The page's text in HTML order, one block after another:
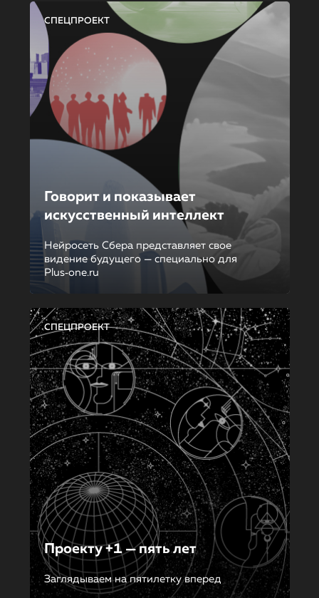
СПЕЦПРОЕКТ
Говорит и показывает
искусственный интеллект
Нейросеть Сбера представляет свое
видение будущего — специально для
Plus‑one.ru
СПЕЦПРОЕКТ
Проекту +1 — пять лет
Заглядываем на пятилетку вперед